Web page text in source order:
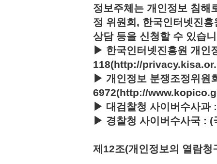
정보주체는 개인정보 침해
정 위원회, 한국인터넷진
상담 등을 신청할 수 있습
▶ 한국인터넷진흥원 개인
118(http://
▶ 개인정보 분쟁조정위원
6972(http://
▶ 대검찰청 사이버수사
▶ 경찰청 사이버수사국 :
제12조(개인정보의 열람청